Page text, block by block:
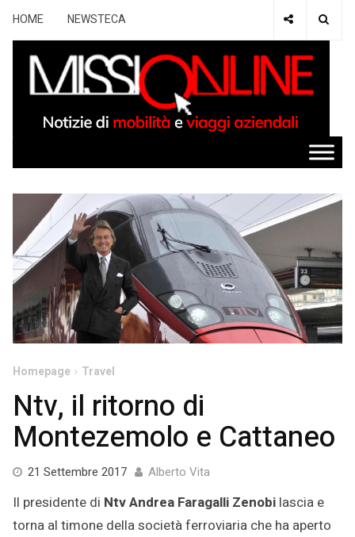
HOME NEWSTECA
Homepage Travel
Ntv, il ritorno di
Montezemolo e Cattaneo
21 Settembre 2017 Alberto Vita
Il presidente di NtvAndrea Faragalli Zenobi lascia e
torna al timone della società ferroviaria che ha aperto